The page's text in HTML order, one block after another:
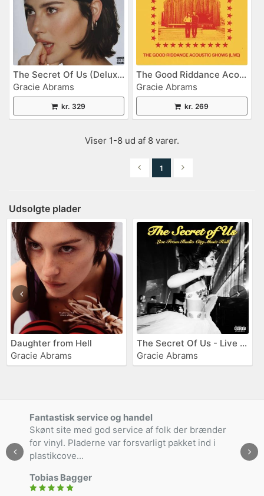
The Secret Of Us (Deluxe)
Gracie Abrams
kr. 329
The Good Riddance Acoustic Shows
Gracie Abrams
kr. 269
Viser 1-8 ud af 8 varer.
1
Udsolgte plader
Daughter from Hell
Gracie Abrams
The Secret Of Us - Live From Radio City Music Hall
Gracie Abrams
Fantastisk service og handel
Skønt site med god service af folk der brænder
for vinyl. Pladerne var forsvarligt pakket ind i
plastikcove...
Tobias Bagger